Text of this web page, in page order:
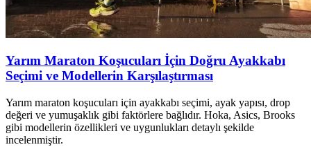
Yarım Maraton Koşucuları İçin Doğru Ayakkabı
Seçimi ve Modellerin Karşılaştırması
Yarım maraton koşucuları için ayakkabı seçimi, ayak yapısı, drop
değeri ve yumuşaklık gibi faktörlere bağlıdır. Hoka, Asics, Brooks
gibi modellerin özellikleri ve uygunlukları detaylı şekilde
incelenmiştir.